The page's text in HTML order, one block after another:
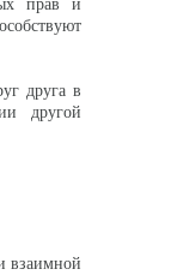
прав и
друга в
другой
взаимной